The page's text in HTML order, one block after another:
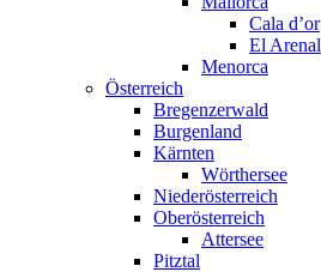
Cala d’or
El Arenal
Menorca
Österreich
Bregenzerwald
Burgenland
Kärnten
Wörthersee
Niederösterreich
Oberösterreich
Attersee
Pitztal